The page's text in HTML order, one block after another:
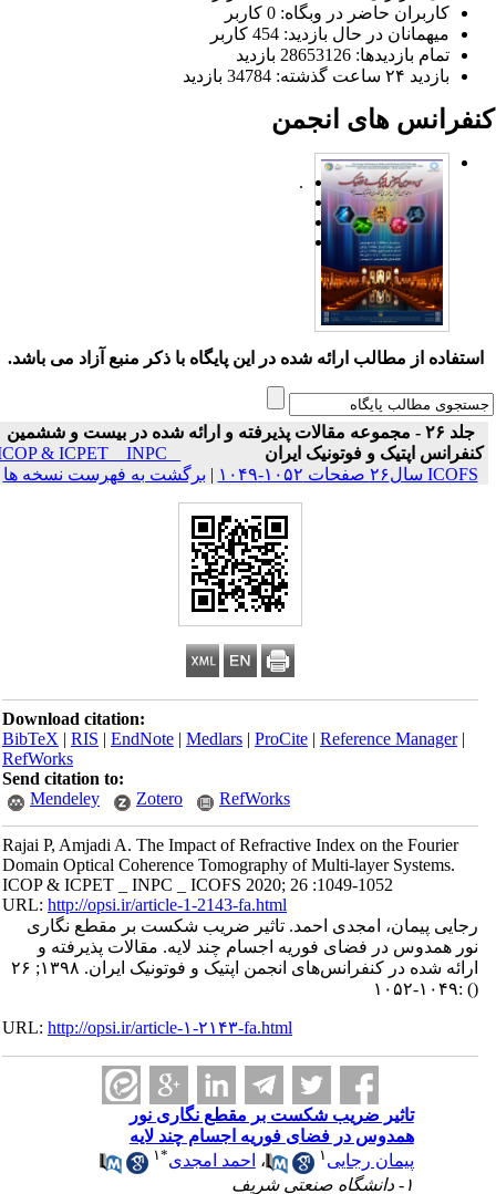
کاربران حاضر در وبگاه: 0 کاربر
میهمانان در حال بازدید: 454 کاربر
تمام بازدید‌ها: 28653126 بازدید
بازدید ۲۴ ساعت گذشته: 34784 بازدید
های انجمن
.
استفاده از مطالب ارائه شده در این پایگاه با ذکر منبع آزاد می باشد.
جلد ۲۶ - مجموعه مقالات پذیرفته و ارائه شده در بیست و ششمین
کنفرانس اپتیک و فوتونیک ایران
ICOP & ICPET _ INPC _
ICOFS سال۲۶ صفحات ۱۰۵۲-۱۰۴۹
| برگشت به فهرست نسخه ها
Download citation:
BibTeX|RIS|EndNote|Medlars|ProCite|Reference Manager
RefWorks
Send citation to:
Mendeley
Zotero RefWorks
Rajai P, Amjadi A. The Impact of Refractive Index on the Fourier
Domain Optical Coherence Tomography of Multi-layer Systems.
ICOP & ICPET _ INPC _ ICOFS 2020; 26 :1049-1052
URL:http://opsi.ir/article-1-2143-fa.html
رجایی پیمان، امجدی احمد. تاثیر ضریب شکست بر مقطع نگاری
نور همدوس در فضای فوریه اجسام چند لایه. مقالات پذیرفته و
ارائه شده در کنفرانس‌های انجمن اپتیک و فوتونیک ایران. ۱۳۹۸; ۲۶
:۱۰۴۹-۱۰۵۲
URL:http://opsi.ir/article-۱-۲۱۴۳-fa.html
تاثیر ضریب شکست بر مقطع نگاری نور
همدوس در فضای فوریه اجسام چند لایه
پیمان رجایی
،احمد امجدی* ۱